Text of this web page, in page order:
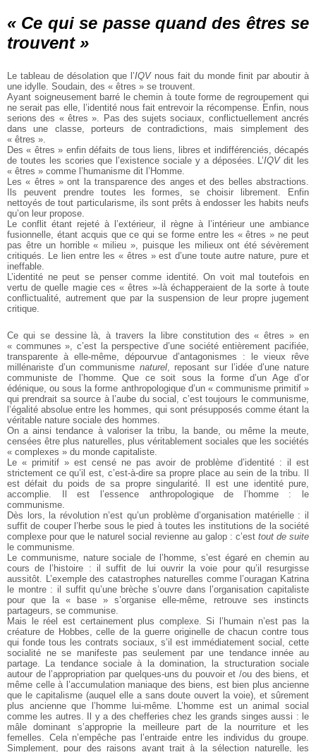
« Ce qui se passe quand des êtres se
trouvent »
Le tableau de désolation que l’IQVnous fait du monde finit par aboutir à
une idylle. Soudain, des « êtres » se trouvent.
Ayant soigneusement barré le chemin à toute forme de regroupement qui
ne serait pas elle, l’identité nous fait entrevoir la récompense. Enfin, nous
serions des « êtres ». Pas des sujets sociaux, conflictuellement ancrés
dans une classe, porteurs de contradictions, mais simplement des
« êtres ».
Des « êtres » enfin défaits de tous liens, libres et indifférenciés, décapés
de toutes les scories que l’existence sociale y a déposées. L’IQVdit les
« êtres » comme l’humanisme dit l’Homme.
Les « êtres » ont la transparence des anges et des belles abstractions.
Ils peuvent prendre toutes les formes, se choisir librement. Enfin
nettoyés de tout particularisme, ils sont prêts à endosser les habits neufs
qu’on leur propose.
Le conflit étant rejeté à l’extérieur, il règne à l’intérieur une ambiance
fusionnelle, étant acquis que ce qui se forme entre les « êtres » ne peut
pas être un horrible « milieu », puisque les milieux ont été sévèrement
critiqués. Le lien entre les « êtres » est d’une toute autre nature, pure et
ineffable.
L’identité ne peut se penser comme identité. On voit mal toutefois en
vertu de quelle magie ces « êtres »-là échapperaient de la sorte à toute
conflictualité, autrement que par la suspension de leur propre jugement
critique.
Ce qui se dessine là, à travers la libre constitution des « êtres » en
« communes », c’est la perspective d’une société entièrement pacifiée,
transparente à elle-même, dépourvue d’antagonismes : le vieux rêve
millénariste d’un communisme naturel, reposant sur l’idée d’une nature
communiste de l’homme. Que ce soit sous la forme d’un Age d’or
édénique, ou sous la forme anthropologique d’un « communisme primitif »
qui prendrait sa source à l’aube du social, c’est toujours le communisme,
l’égalité absolue entre les hommes, qui sont présupposés comme étant la
véritable nature sociale des hommes.
On a ainsi tendance à valoriser la tribu, la bande, ou même la meute,
censées être plus naturelles, plus véritablement sociales que les sociétés
« complexes » du monde capitaliste.
Le « primitif » est censé ne pas avoir de problème d’identité : il est
strictement ce qu’il est, c’est-à-dire sa propre place au sein de la tribu. Il
est défait du poids de sa propre singularité. Il est une identité pure,
accomplie. Il est l’essence anthropologique de l’homme : le
communisme.
Dès lors, la révolution n’est qu’un problème d’organisation matérielle : il
suffit de couper l’herbe sous le pied à toutes les institutions de la société
complexe pour que le naturel social revienne au galop : c’est tout de suite
le communisme.
Le communisme, nature sociale de l’homme, s’est égaré en chemin au
cours de l’histoire : il suffit de lui ouvrir la voie pour qu’il resurgisse
aussitôt. L’exemple des catastrophes naturelles comme l’ouragan Katrina
le montre : il suffit qu’une brèche s’ouvre dans l’organisation capitaliste
pour que la « base » s’organise elle-même, retrouve ses instincts
partageurs, se communise.
Mais le réel est certainement plus complexe. Si l’humain n’est pas la
créature de Hobbes, celle de la guerre originelle de chacun contre tous
qui fonde tous les contrats sociaux, s’il est immédiatement social, cette
socialité ne se manifeste pas seulement par une tendance innée au
partage. La tendance sociale à la domination, la structuration sociale
autour de l’appropriation par quelques-uns du pouvoir et /ou des biens, et
même celle à l’accumulation maniaque des biens, est bien plus ancienne
que le capitalisme (auquel elle a sans doute ouvert la voie), et sûrement
plus ancienne que l’homme lui-même. L’homme est un animal social
comme les autres. Il y a des chefferies chez les grands singes aussi : le
mâle dominant s’approprie la meilleure part de la nourriture et les
femelles. Cela n’empêche pas l’entraide entre les individus du groupe.
Simplement, pour des raisons ayant trait à la sélection naturelle, les